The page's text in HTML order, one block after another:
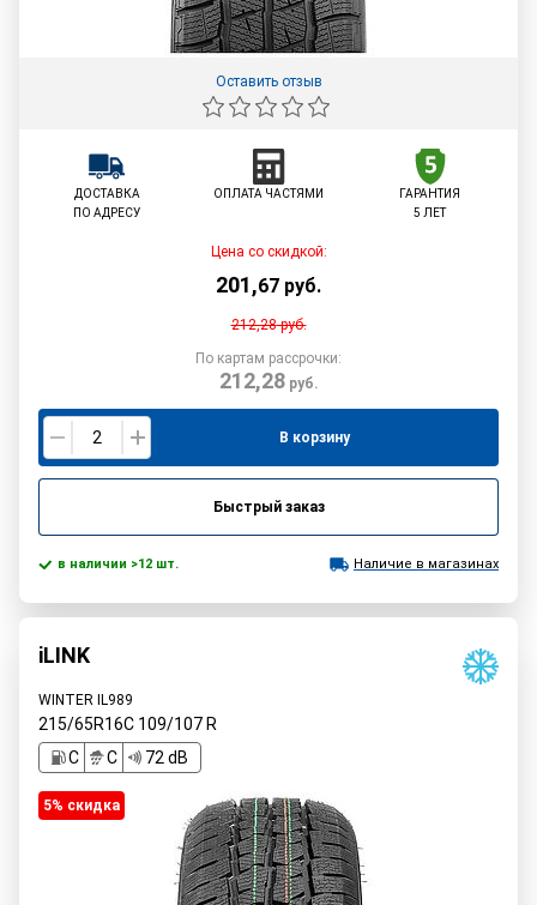
Оставить отзыв
ДОСТАВКА
ПО АДРЕСУ
ОПЛАТА ЧАСТЯМИ
ГАРАНТИЯ
5 ЛЕТ
Цена со скидкой:
201,67 руб.
212,28руб.
По картам рассрочки:
212,28руб.
В корзину
Быстрый заказ
в наличии >12 шт. Наличие в магазинах
iLINK
WINTER IL989
215/65R16C 109/107 R
C
C 72 dB
5% cкидка